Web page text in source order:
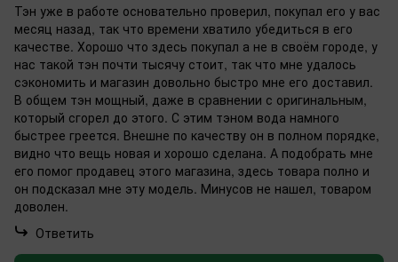
Тэн уже в работе основательно проверил, покупал его у вас
месяц назад, так что времени хватило убедиться в его
качестве. Хорошо что здесь покупал а не в своём городе, у
нас такой тэн почти тысячу стоит, так что мне удалось
сэкономить и магазин довольно быстро мне его доставил.
В общем тэн мощный, даже в сравнении с оригинальным,
который сгорел до этого. С этим тэном вода намного
быстрее греется. Внешне по качеству он в полном порядке,
видно что вещь новая и хорошо сделана. А подобрать мне
его помог продавец этого магазина, здесь товара полно и
он подсказал мне эту модель. Минусов не нашел, товаром
доволен.
Ответить